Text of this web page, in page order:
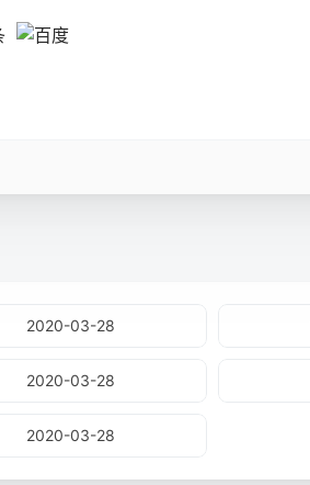
2020-03-28
2020-03-28
2020-03-28